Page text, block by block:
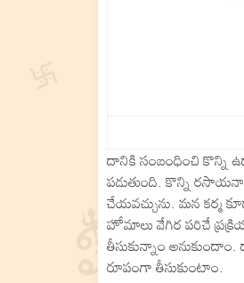
దానికి సంబంధించి కొన్ని
పడుతుంది. కొన్ని
చేయవచ్చును. మన కర్మ
హోమాలు వేగిర పరిచే
తీసుకున్నాం
రూపంగా తీసుకుంటాం.